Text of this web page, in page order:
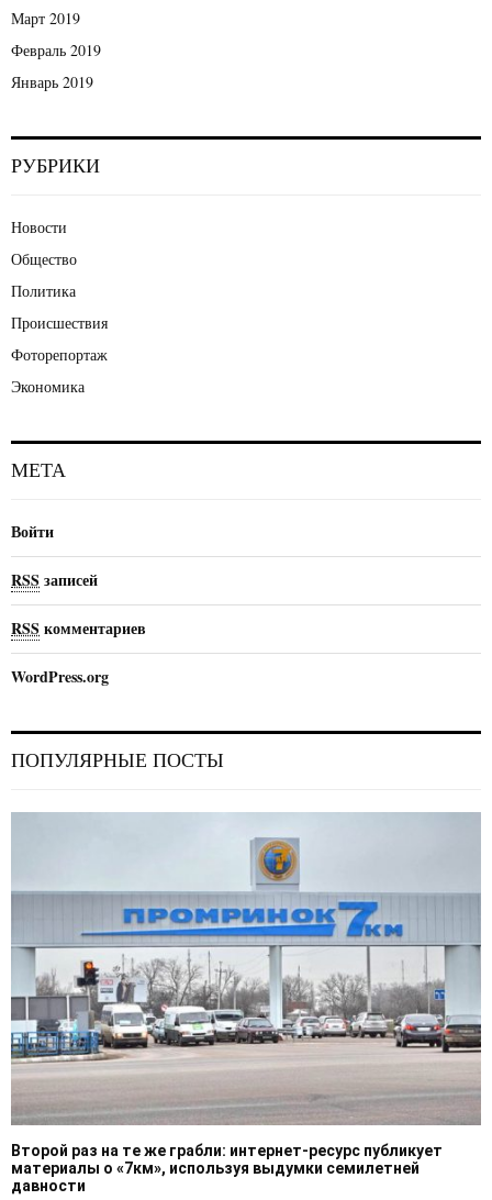
Март 2019
Февраль 2019
Январь 2019
РУБРИКИ
Новости
Общество
Политика
Происшествия
Фоторепортаж
Экономика
МЕТА
Войти
RSS записей
RSS комментариев
WordPress.org
ПОПУЛЯРНЫЕ ПОСТЫ
Второй раз на те же грабли: интернет-ресурс публикует
материалы о «7км», используя выдумки семилетней
давности